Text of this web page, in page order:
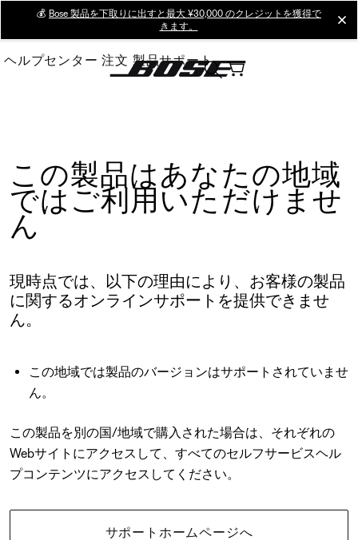
Main
💰 Bose 製品を下取りに出すと最大 ¥30,000 のクレジットを獲得で
きます。
ヘルプセンター 注文 製品サポート
この製品はあなたの地域
ではご利用いただけませ
ん
現時点では、以下の理由により、お客様の製品
に関するオンラインサポートを提供できませ
ん。
この地域では製品のバージョンはサポートされていませ
ん。
この製品を別の国/地域で購入された場合は、それぞれの
Webサイトにアクセスして、すべてのセルフサービスヘル
プコンテンツにアクセスしてください。
サポートホームページへ